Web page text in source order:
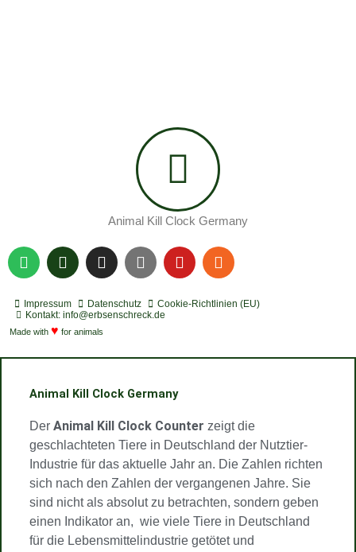
Animal Kill Clock Germany
S
p
t
i
f
P
o
c
a
s
I
n
t
a
g
a
Y
o
t
u
Y
o
t
R
s
Impressum Datenschutz
Cookie-Richtlinien (EU)
Kontakt: info@erbsenschreck.de
Made with ♥ for animals
Animal Kill Clock Germany
Der Animal Kill Clock Counter zeigt die
geschlachteten Tiere in Deutschland der Nutztier-
Industrie für das aktuelle Jahr an. Die Zahlen richten
sich nach den Zahlen der vergangenen Jahre. Sie
sind nicht als absolut zu betrachten, sondern geben
einen Indikator an, wie viele Tiere in Deutschland
für die Lebensmittelindustrie getötet und